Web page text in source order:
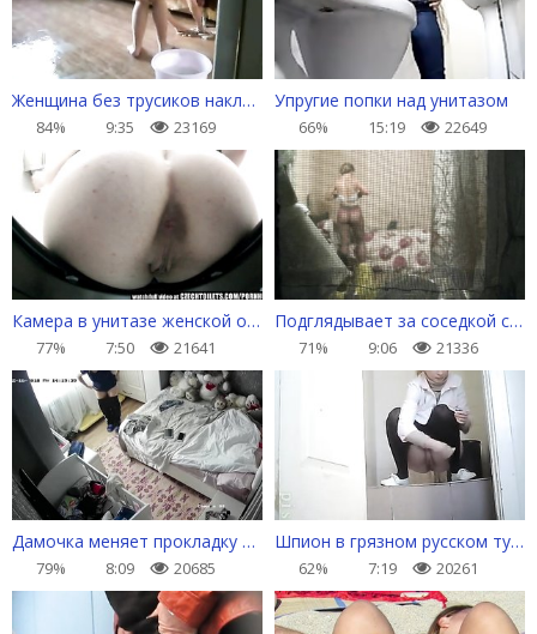
Женщина без трусиков наклонилась, чтобы вымыть в комнате пол
84% 9:35 23169
Упругие попки над унитазом
66% 15:19 22649
Камера в унитазе женской общаги
77% 7:50 21641
Подглядывает за соседкой с первого этажа
71% 9:06 21336
Дамочка меняет прокладку и переодевает трусы
79% 8:09 20685
Шпион в грязном русском туалете для девушек
62% 7:19 20261